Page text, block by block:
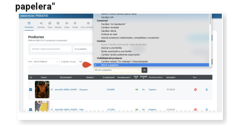
papelera"